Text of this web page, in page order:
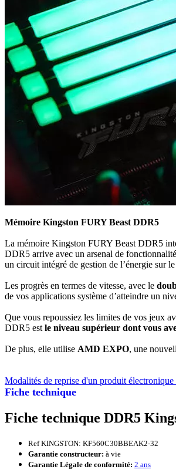
Fiche technique
Mémoire Kingston FURY Beast DDR5
La mémoire Kingston FURY Beast DDR5
DDR5 arrive avec un arsenal de
un circuit intégré de gestion de l’énergie sur
Les progrès en termes de vitesse, avec le
de vos applications système d’atteindre un
Que vous repoussiez les limites de vos jeux
DDR5 est le niveau supérieur dont vous
De plus, elle utilise AMD EXPO, une
Modalités de reprise d'un produit électronique
Fiche technique DDR5
Ref KINGSTON: KF560C30BBEAK2-32
Garantie constructeur: à vie
Garantie Légale de conformité: 2 ans